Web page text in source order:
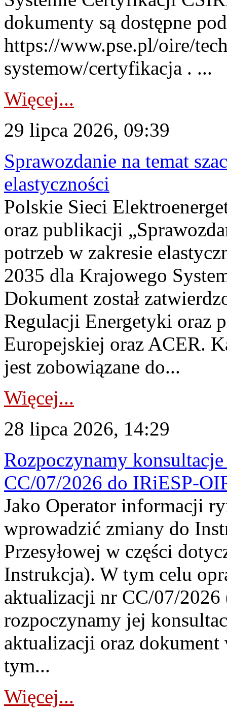
dokumenty są dostępne
https://www.pse.pl/oire/
systemow/certyfikacja . ...
Więcej...
29 lipca 2026, 09:39
Sprawozdanie na temat
elastyczności
Polskie Sieci
oraz publikacji
potrzeb w zakresie
2035 dla Krajowego
Dokument został
Regulacji Energetyki oraz
Europejskiej oraz ACER.
jest zobowiązane do...
Więcej...
28 lipca 2026, 14:29
Rozpoczynamy
CC/07/2026 do IRiESP-
Jako Operator informacji
wprowadzić zmiany do
Przesyłowej w części
Instrukcja). W tym celu
aktualizacji nr CC/07/
rozpoczynamy jej
aktualizacji oraz
tym...
Więcej...